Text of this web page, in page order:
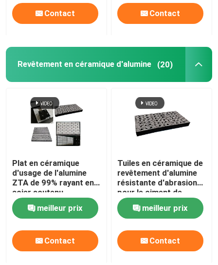
Contact Contact
Revêtement en céramique d'alumine (20)
Plat en céramique
d'usage de l'alumine
ZTA de 99% rayant en
acier soutenu
meilleur prix
Contact
Tuiles en céramique de
revêtement d'alumine
résistante d'abrasion
pour le ciment de
extraction
meilleur prix
Contact